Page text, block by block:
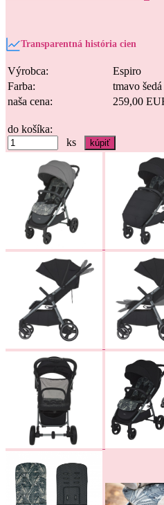
Transparentná história cien
Výrobca:
Espiro
Farba:
tmavo šedá
naša cena:
259,00
do košíka:
ks